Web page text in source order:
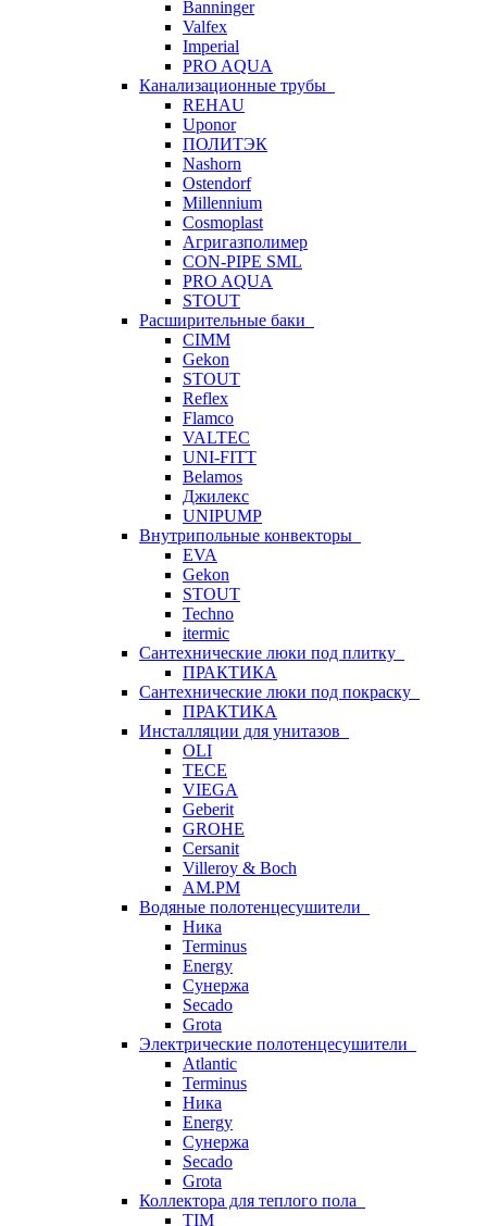
Banninger
Valfex
Imperial
PRO AQUA
Канализационные трубы
REHAU
Uponor
ПОЛИТЭК
Nashorn
Ostendorf
Millennium
Cosmoplast
Агригазполимер
CON-PIPE SML
PRO AQUA
STOUT
Расширительные баки
CIMM
Gekon
STOUT
Reflex
Flamco
VALTEC
UNI-FITT
Belamos
Джилекс
UNIPUMP
Внутрипольные конвекторы
EVA
Gekon
STOUT
Techno
itermic
Сантехнические люки под плитку
ПРАКТИКА
Сантехнические люки под покраску
ПРАКТИКА
Инсталляции для унитазов
OLI
TECE
VIEGA
Geberit
GROHE
Cersanit
Villeroy & Boch
AM.PM
Водяные полотенцесушители
Ника
Terminus
Energy
Сунержа
Secado
Grota
Электрические полотенцесушители
Atlantic
Terminus
Ника
Energy
Сунержа
Secado
Grota
Коллектора для теплого пола
TIM